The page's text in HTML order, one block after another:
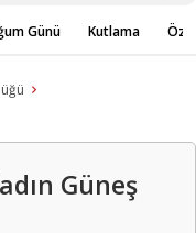
Günü Kutlama
Güneş